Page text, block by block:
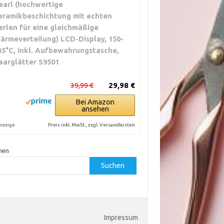
(hochwertige
mit echten
für eine gleichmäßige
LCD-Display, 150-
inkl. Aufbewahrungstasche,
S9501
29,98 €
39,99 €
Bei Amazon
ansehen
Preis inkl. MwSt., zzgl. Versandkosten
Suchen
Impressum